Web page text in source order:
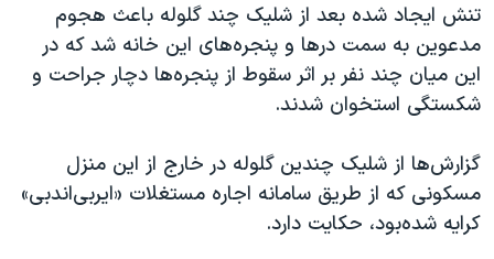
سفر پرزیدنت ترامپ به چین
تنش ایجاد شده بعد از شلیک چند گلوله باعث هجوم
مدعوین به سمت درها و پنجره‌های این خانه شد که در
این میان چند نفر بر اثر سقوط از پنجره‌ها دچار جراحت و
شکستگی استخوان شدند.
گزارش‌ها از شلیک چندین گلوله در خارج از این منزل
مسکونی که از طریق سامانه اجاره‌ مستغلات «ایربی‌اندبی»
کرایه شده‌بود، حکایت دارد.